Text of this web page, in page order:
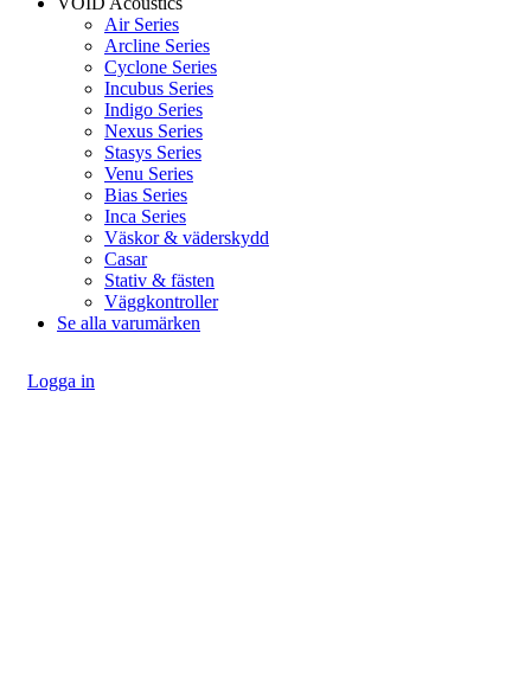
Air Series
Arcline Series
Cyclone Series
Incubus Series
Indigo Series
Nexus Series
Stasys Series
Venu Series
Bias Series
Inca Series
Väskor & väderskydd
Casar
Stativ & fästen
Väggkontroller
Se alla varumärken
Logga in